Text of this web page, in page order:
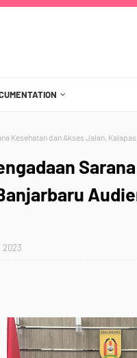
Kesehatan dan Akses Jalan,
2023